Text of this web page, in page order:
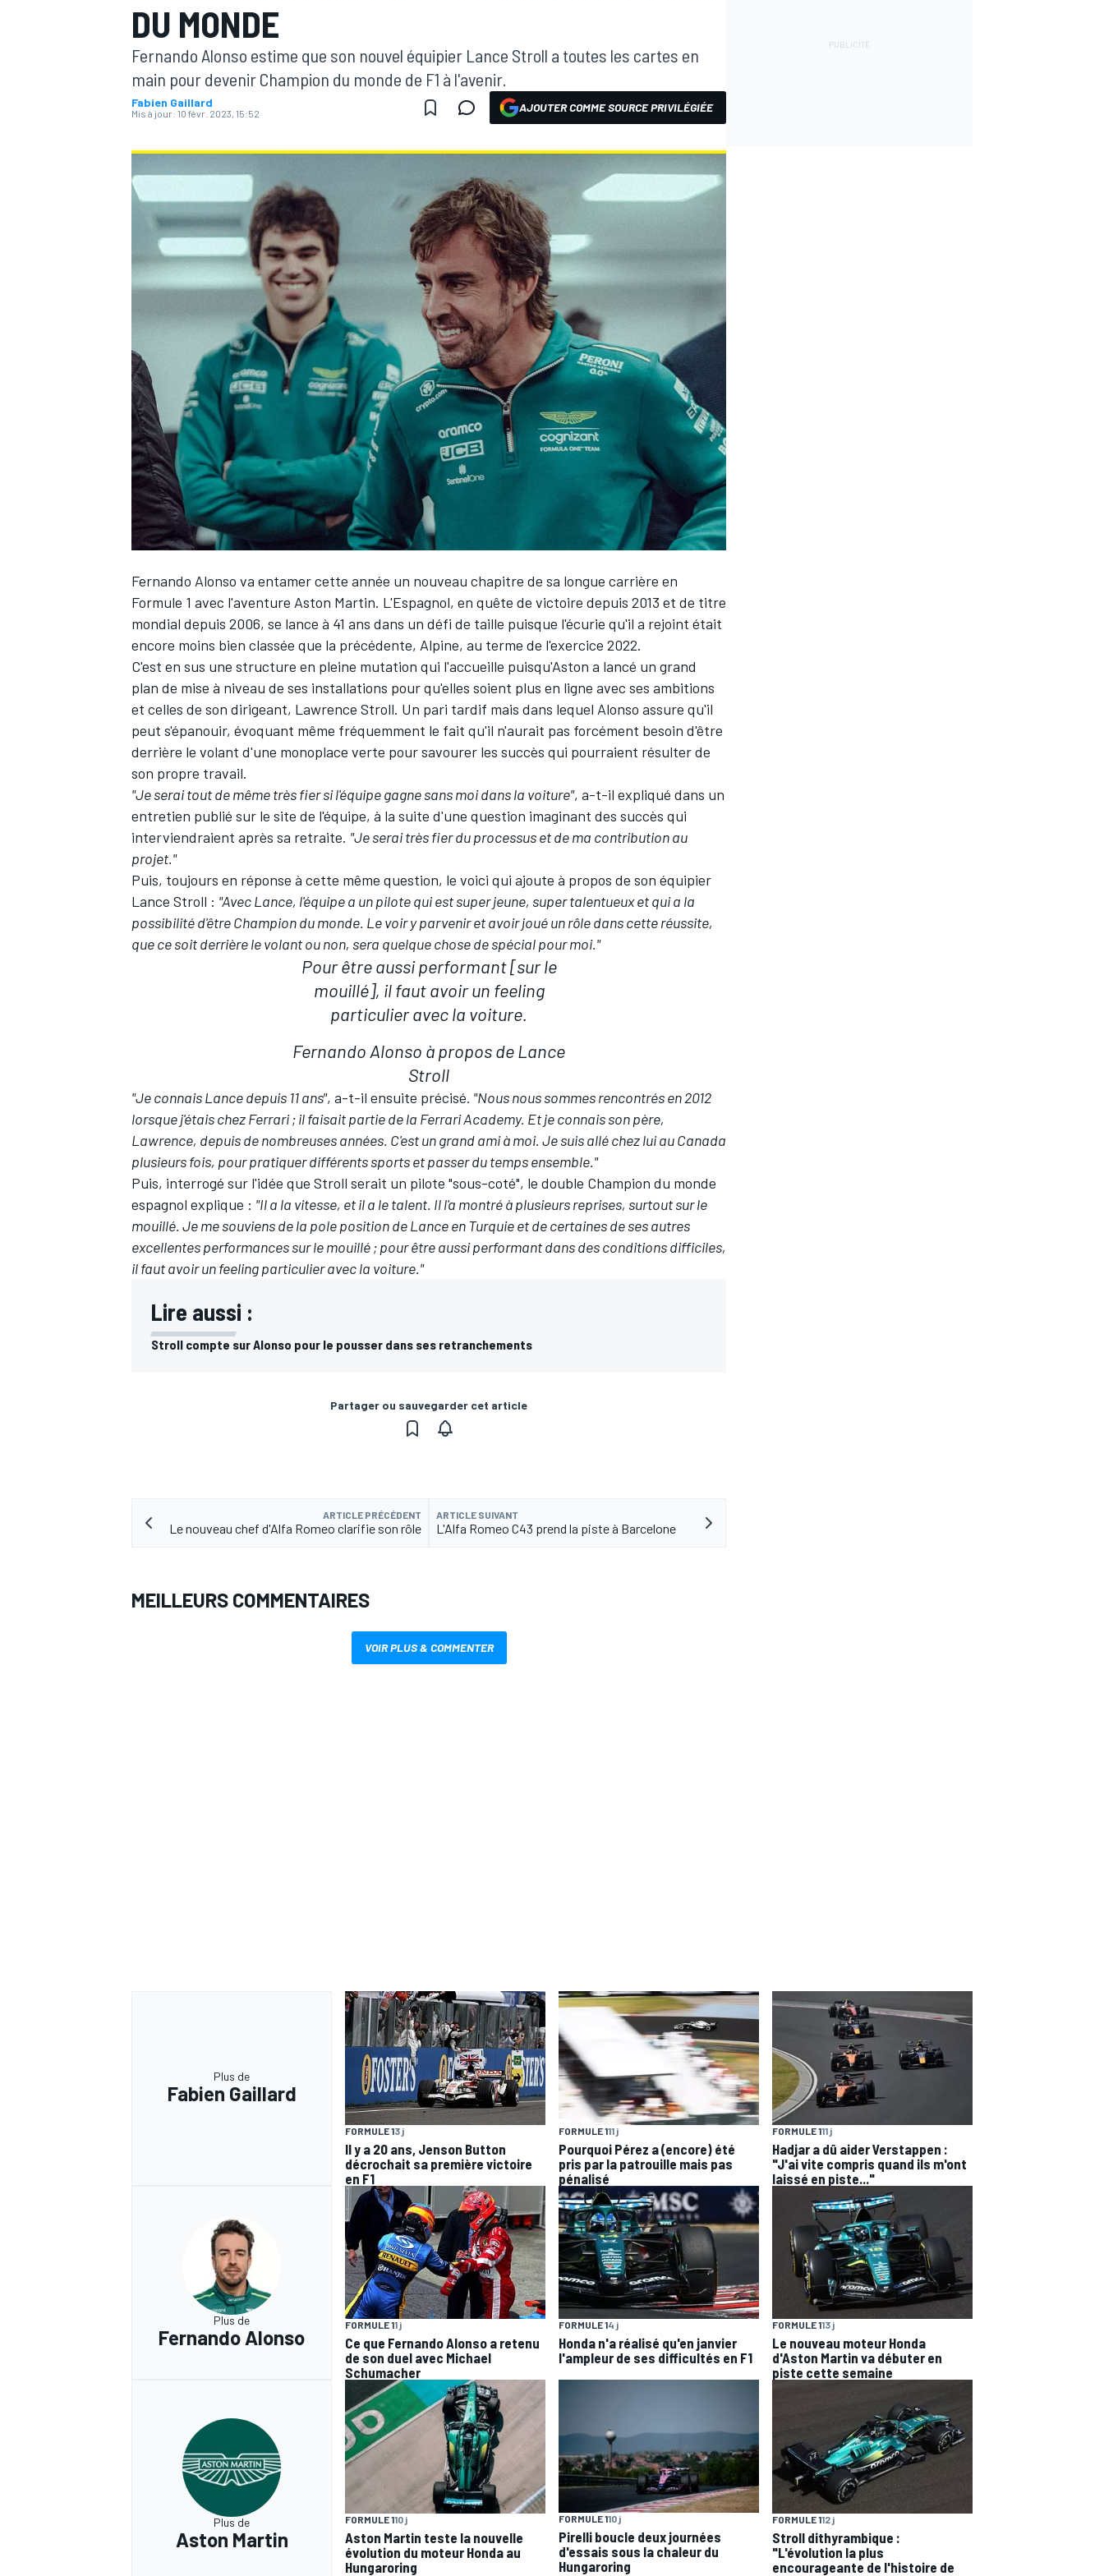
WRC
WEC
DU MONDE
Fernando Alonso estime que son nouvel équipier Lance Stroll a toutes les cartes en
main pour devenir Champion du monde de F1 à l'avenir.
Fabien Gaillard
Mis à jour: 10 févr. 2023, 15:52 AJOUTER COMME SOURCE PRIVILÉGIÉE
Fernando Alonso va entamer cette année un nouveau chapitre de sa longue carrière en
Formule 1 avec l'aventure Aston Martin. L'Espagnol, en quête de victoire depuis 2013 et de titre
mondial depuis 2006, se lance à 41 ans dans un défi de taille puisque l'écurie qu'il a rejoint était
encore moins bien classée que la précédente, Alpine, au terme de l'exercice 2022.
C'est en sus une structure en pleine mutation qui l'accueille puisqu'Aston a lancé un grand
plan de mise à niveau de ses installations pour qu'elles soient plus en ligne avec ses ambitions
et celles de son dirigeant, Lawrence Stroll. Un pari tardif mais dans lequel Alonso assure qu'il
peut s'épanouir, évoquant même fréquemment le fait qu'il n'aurait pas forcément besoin d'être
derrière le volant d'une monoplace verte pour savourer les succès qui pourraient résulter de
son propre travail.
"Je serai tout de même très fier si l'équipe gagne sans moi dans la voiture", a-t-il expliqué dans un
entretien publié sur le site de l'équipe, à la suite d'une question imaginant des succès qui
interviendraient après sa retraite. "Je serai très fier du processus et de ma contribution au
projet."
Puis, toujours en réponse à cette même question, le voici qui ajoute à propos de son équipier
Lance Stroll : "Avec Lance, l'équipe a un pilote qui est super jeune, super talentueux et qui a la
possibilité d'être Champion du monde. Le voir y parvenir et avoir joué un rôle dans cette réussite,
que ce soit derrière le volant ou non, sera quelque chose de spécial pour moi."
Pour être aussi performant [sur le
mouillé], il faut avoir un feeling
particulier avec la voiture.
Fernando Alonso à propos de Lance
Stroll
"Je connais Lance depuis 11 ans", a-t-il ensuite précisé. "Nous nous sommes rencontrés en 2012
lorsque j'étais chez Ferrari ; il faisait partie de la Ferrari Academy. Et je connais son père,
Lawrence, depuis de nombreuses années. C'est un grand ami à moi. Je suis allé chez lui au Canada
plusieurs fois, pour pratiquer différents sports et passer du temps ensemble."
Puis, interrogé sur l'idée que Stroll serait un pilote "sous-coté", le double Champion du monde
espagnol explique : "Il a la vitesse, et il a le talent. Il l'a montré à plusieurs reprises, surtout sur le
mouillé. Je me souviens de la pole position de Lance en Turquie et de certaines de ses autres
excellentes performances sur le mouillé ; pour être aussi performant dans des conditions difficiles,
il faut avoir un feeling particulier avec la voiture."
Lire aussi :
Stroll compte sur Alonso pour le pousser dans ses retranchements
Partager ou sauvegarder cet article
ARTICLE PRÉCÉDENT
Le nouveau chef d'Alfa Romeo clarifie son rôle
ARTICLE SUIVANT
L'Alfa Romeo C43 prend la piste à Barcelone
MEILLEURS COMMENTAIRES
VOIR PLUS & COMMENTER
Plus de
Fabien Gaillard
FORMULE 13 j
Il y a 20 ans, Jenson Button
décrochait sa première victoire
en F1
FORMULE 111 j
Pourquoi Pérez a (encore) été
pris par la patrouille mais pas
pénalisé
FORMULE 111 j
Hadjar a dû aider Verstappen :
"J'ai vite compris quand ils m'ont
laissé en piste..."
Plus de
Fernando Alonso
FORMULE 11 j
Ce que Fernando Alonso a retenu
de son duel avec Michael
Schumacher
FORMULE 14 j
Honda n'a réalisé qu'en janvier
l'ampleur de ses difficultés en F1
FORMULE 113 j
Le nouveau moteur Honda
d'Aston Martin va débuter en
piste cette semaine
Plus de
Aston Martin
FORMULE 110 j
Aston Martin teste la nouvelle
évolution du moteur Honda au
Hungaroring
FORMULE 110 j
Pirelli boucle deux journées
d'essais sous la chaleur du
Hungaroring
FORMULE 112 j
Stroll dithyrambique :
"L'évolution la plus
encourageante de l'histoire de